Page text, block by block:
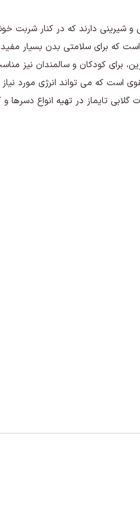
شیرینی دارند که در کنار شربت
برای کودکان و سالمندان نیز
است که می تواند انرژی مورد نیاز
تایماز در تهیه انواع دسرها